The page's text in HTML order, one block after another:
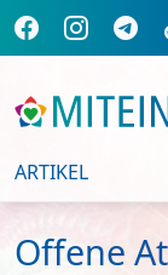
ARTIKEL
Offene